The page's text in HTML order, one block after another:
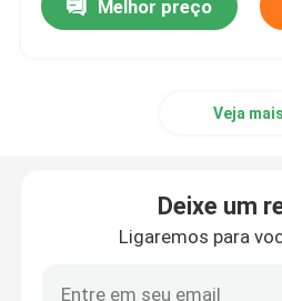
Laminhas de lixo ao ar livre
Melhor preço
Veja mais
Deixe um
Ligaremos para